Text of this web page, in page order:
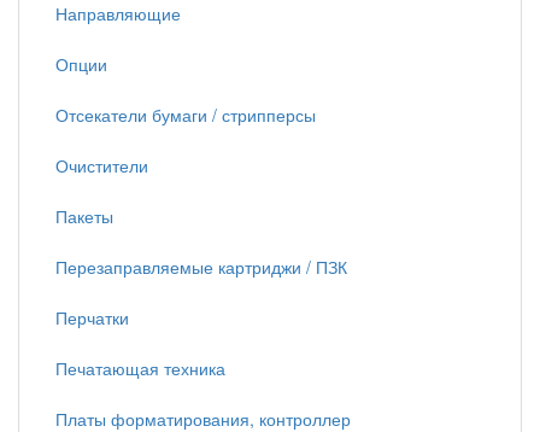
Направляющие
Опции
Отсекатели бумаги / стрипперсы
Очистители
Пакеты
Перезаправляемые картриджи / ПЗК
Перчатки
Печатающая техника
Платы форматирования, контроллер